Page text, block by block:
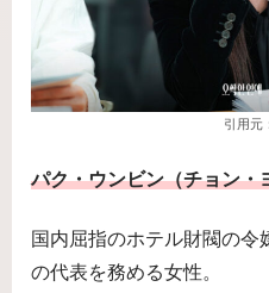
引用元：
パク・ウンビン（チョン・
国内屈指のホテル財閥の
の代表を務める女性。